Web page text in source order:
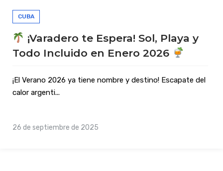
CUBA
¡Varadero te Espera! Sol, Playa y
Todo Incluido en Enero 2026
¡El Verano 2026 ya tiene nombre y destino! Escapate del
calor argenti...
26 de septiembre de 2025